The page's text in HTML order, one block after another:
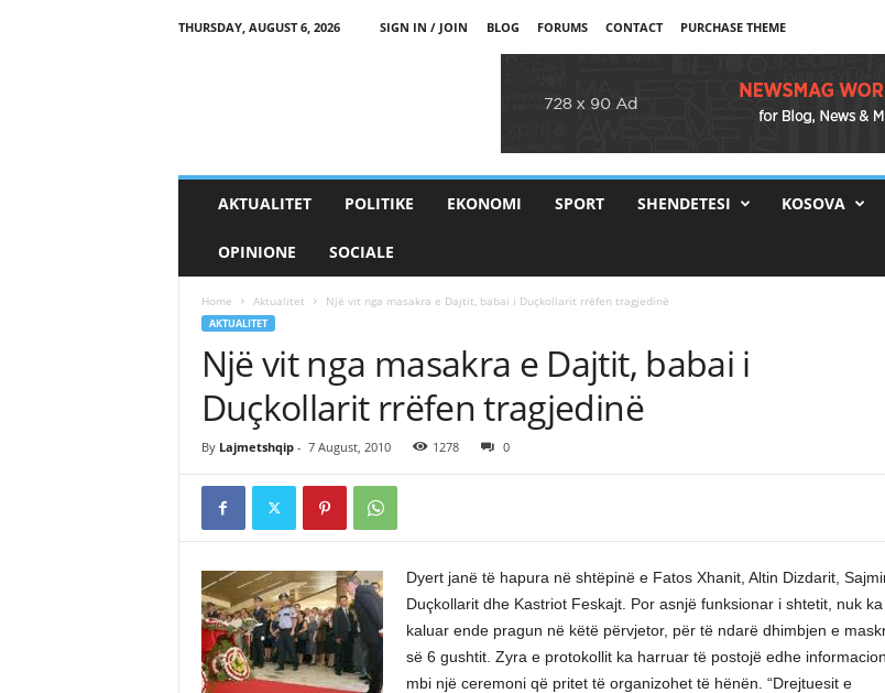
THURSDAY, AUGUST 6, 2026 SIGN IN / JOIN BLOG FORUMS CONTACT PURCHASE THEME
AKTUALITET POLITIKE EKONOMI SPORT SHENDETESI KOSOVA
OPINIONE SOCIALE
Home Aktualitet Një vit nga masakra e Dajtit, babai i Duçkollarit rrëfen tragjedinë
AKTUALITET
Një vit nga masakra e Dajtit, babai i
Duçkollarit rrëfen tragjedinë
By Lajmetshqip- 7 August, 2010 1278 0
Dyert janë të hapura në shtëpinë e Fatos Xhanit, Altin Dizdarit,
Duçkollarit dhe Kastriot Feskajt. Por asnjë funksionar i shtetit, nuk ka
kaluar ende pragun në këtë përvjetor, për të ndarë dhimbjen e
së 6 gushtit. Zyra e protokollit ka harruar të postojë edhe
mbi një ceremoni që pritet të organizohet të hënën. “Drejtuesit e